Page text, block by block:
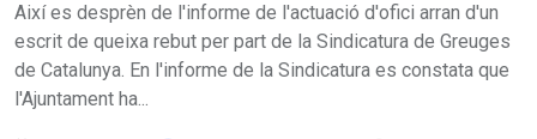
Així es desprèn de l'informe de l'actuació d'ofici arran d'un
escrit de queixa rebut per part de la Sindicatura de Greuges
de Catalunya. En l'informe de la Sindicatura es constata que
l'Ajuntament ha...